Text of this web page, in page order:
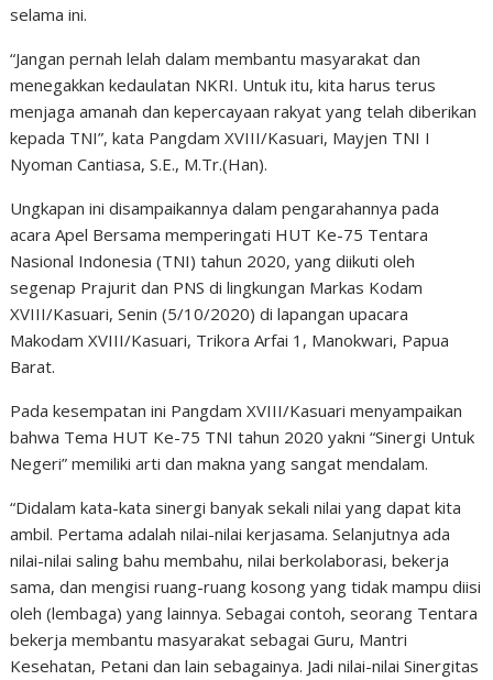
selama ini.
“Jangan pernah lelah dalam membantu masyarakat dan
menegakkan kedaulatan NKRI. Untuk itu, kita harus terus
menjaga amanah dan kepercayaan rakyat yang telah diberikan
kepada TNI”, kata Pangdam XVIII/Kasuari, Mayjen TNI I
Nyoman Cantiasa, S.E., M.Tr.(Han).
Ungkapan ini disampaikannya dalam pengarahannya pada
acara Apel Bersama memperingati HUT Ke-75 Tentara
Nasional Indonesia (TNI) tahun 2020, yang diikuti oleh
segenap Prajurit dan PNS di lingkungan Markas Kodam
XVIII/Kasuari, Senin (5/10/2020) di lapangan upacara
Makodam XVIII/Kasuari, Trikora Arfai 1, Manokwari, Papua
Barat.
Pada kesempatan ini Pangdam XVIII/Kasuari menyampaikan
bahwa Tema HUT Ke-75 TNI tahun 2020 yakni “Sinergi Untuk
Negeri” memiliki arti dan makna yang sangat mendalam.
“Didalam kata-kata sinergi banyak sekali nilai yang dapat kita
ambil. Pertama adalah nilai-nilai kerjasama. Selanjutnya ada
nilai-nilai saling bahu membahu, nilai berkolaborasi, bekerja
sama, dan mengisi ruang-ruang kosong yang tidak mampu diisi
oleh (lembaga) yang lainnya. Sebagai contoh, seorang Tentara
bekerja membantu masyarakat sebagai Guru, Mantri
Kesehatan, Petani dan lain sebagainya. Jadi nilai-nilai Sinergitas